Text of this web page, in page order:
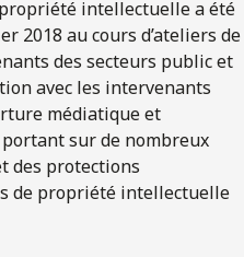
intellectuelle a été
2018 au cours d’ateliers de
des secteurs public et
avec les intervenants
médiatique et
sur de nombreux
des protections
de propriété intellectuelle